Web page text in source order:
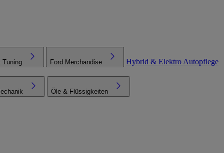
Tuning Ford Merchandise Hybrid & Elektro Autopflege
Öle & Flüssigkeiten